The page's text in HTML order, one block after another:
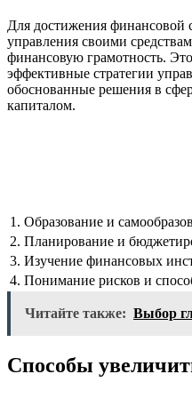
Для достижения финансовой
управления своими
финансовую грамотность.
эффективные стратегии
обоснованные решения в
капиталом.
1. Образование и
2. Планирование и
3. Изучение финансовых
4. Понимание рисков и
Читайте также: Выбор
Способы